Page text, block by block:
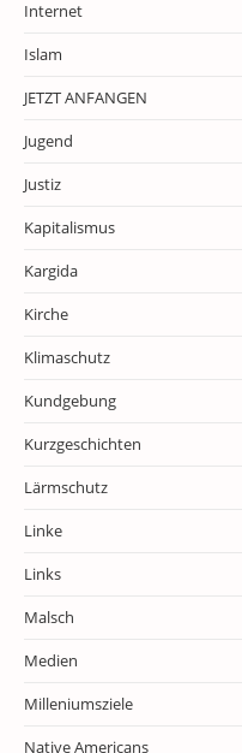
Internet
Islam
JETZT ANFANGEN
Jugend
Justiz
Kapitalismus
Kargida
Kirche
Klimaschutz
Kundgebung
Kurzgeschichten
Lärmschutz
Linke
Links
Malsch
Medien
Milleniumsziele
Native Americans